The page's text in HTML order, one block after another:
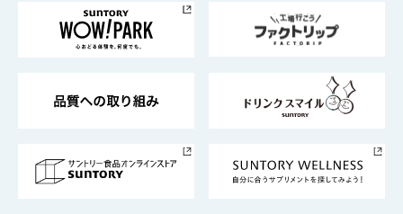
地域情報
サントリーサンバーズ大阪
サントリーが考えるサステナビリティ経営
企業概要
採用情報